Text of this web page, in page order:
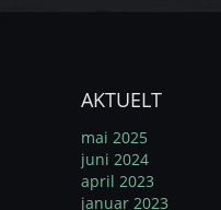
AKTUELT
mai 2025
juni 2024
april 2023
januar 2023